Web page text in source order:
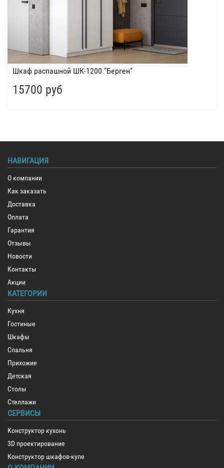
Шкаф распашной ШК-1200 "Берген"
15700 руб
НАВИГАЦИЯ
О компании
Как заказать
Доставка
Оплата
Гарантия
Отзывы
Новости
Контакты
Акции
КАТЕГОРИИ
Кухня
Гостиные
Шкафы
Спальня
Прихожие
Детская
Столы
Стеллажи
СЕРВИСЫ
Конструктор кухонь
3D проектирование
Конструктор шкафов-купе